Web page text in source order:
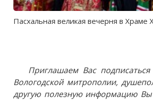
Пасхальная великая вечерня в Храме
Приглашаем Вас
Вологодской митрополии,
другую полезную информацию